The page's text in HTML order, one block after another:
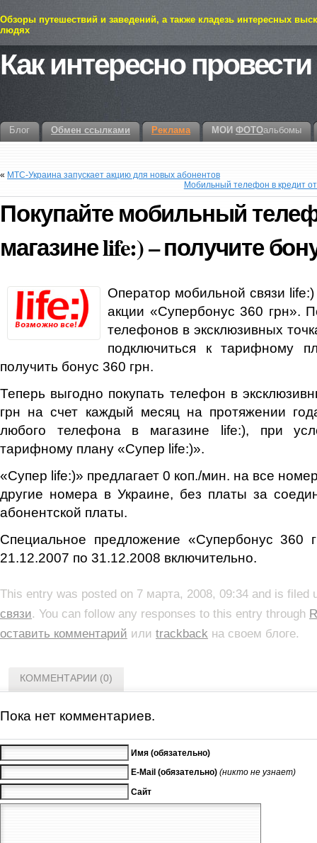
Обзоры путешествий и заведений, а также кладезь интересных
людях
Как интересно
Блог Обмен ссылками Реклама МОИ ФОТОальбомы
« МТС-Украина запускает акцию для новых абонентов
Мобильный телефон в кредит
Покупайте мобильный
магазине life:) – получите
Оператор мобильной связи
акции «Супербонус 360 грн».
телефонов в эксклюзивных
подключиться к тарифному
получить бонус 360 грн.
Теперь выгодно покупать телефон в
грн на счет каждый месяц на протяжении
любого телефона в магазине life:), при
тарифному плану «Супер life:)».
«Супер life:)» предлагает 0 коп./мин. на все
другие номера в Украине, без платы за
абонентской платы.
Специальное предложение «Супербонус 360
21.12.2007 по 31.12.2008 включительно.
This entry was posted on 7 марта, 2008, 09:34 and is filed
связи. You can follow any responses to this entry through
оставить комментарий или trackback на своем блоге.
КОММЕНТАРИИ (0)
Пока нет комментариев.
Имя (обязательно)
E-Mail (обязательно) (никто не узнает)
Сайт